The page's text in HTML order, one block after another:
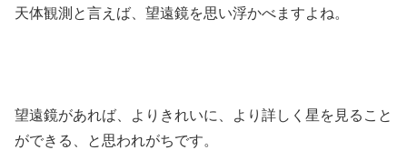
天体観測と言えば、望遠鏡を思い浮かべますよね。
望遠鏡があれば、よりきれいに、より詳しく星を見ること
ができる、と思われがちです。